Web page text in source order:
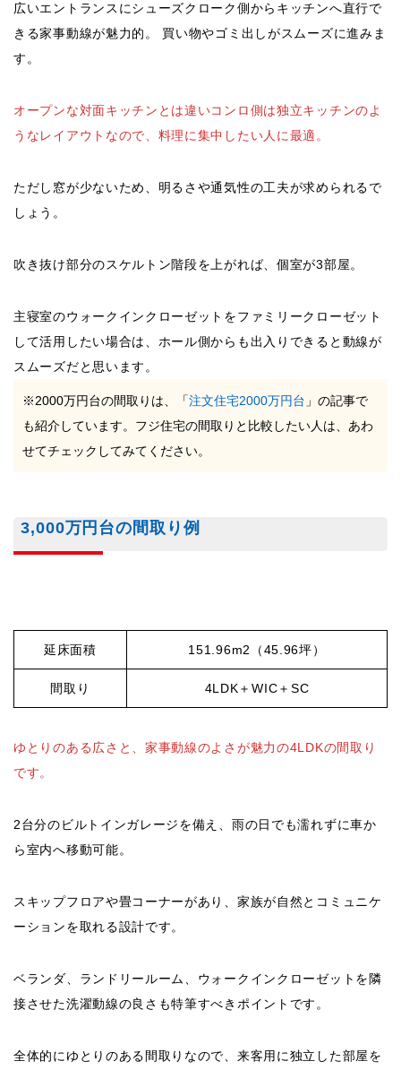
広いエントランスにシューズクローク側からキッチンへ直行で
きる家事動線が魅力的。 買い物やゴミ出しがスムーズに進みま
す。
オープンな対面キッチンとは違いコンロ側は独立キッチンのよ
うなレイアウトなので、料理に集中したい人に最適。
ただし窓が少ないため、明るさや通気性の工夫が求められるで
しょう。
吹き抜け部分のスケルトン階段を上がれば、個室が3部屋。
主寝室のウォークインクローゼットをファミリークローゼット
して活用したい場合は、ホール側からも出入りできると動線が
スムーズだと思います。
※2000万円台の間取りは、「注文住宅2000万円台 」の記事で
も紹介しています。フジ住宅の間取りと比較したい人は、あわ
せてチェックしてみてください。
3,000万円台の間取り例
延床面積 151.96m2（45.96坪）
間取り 4LDK＋WIC＋SC
ゆとりのある広さと、家事動線のよさが魅力の4LDKの間取り
です。
2台分のビルトインガレージを備え、雨の日でも濡れずに車か
ら室内へ移動可能。
スキップフロアや畳コーナーがあり、家族が自然とコミュニケ
ーションを取れる設計です。
ベランダ、ランドリールーム、ウォークインクローゼットを隣
接させた洗濯動線の良さも特筆すべきポイントです。
全体的にゆとりのある間取りなので、来客用に独立した部屋を